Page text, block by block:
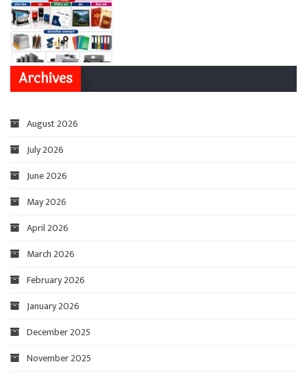
Archives
August 2026
July 2026
June 2026
May 2026
April 2026
March 2026
February 2026
January 2026
December 2025
November 2025